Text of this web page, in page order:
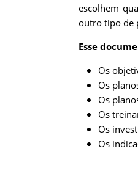
escolhem
outro tipo de
Esse
Os
Os
Os
Os
Os
Os